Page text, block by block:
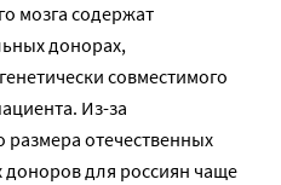
мозга содержат
донорах,
совместимого
Из-за
отечественных
для россиян чаще